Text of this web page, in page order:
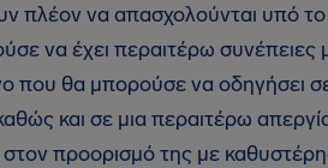
να απασχολούνται υπό το
να έχει περαιτέρω συνέπειες
που θα μπορούσε να οδηγήσει
και σε μια περαιτέρω
προορισμό της με